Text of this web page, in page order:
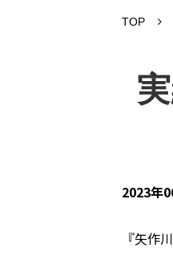
TOP
2023年
『矢作